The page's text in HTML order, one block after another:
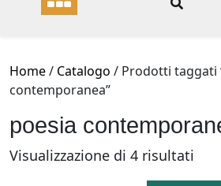
Home/ Catalogo / Prodotti taggati
contemporanea”
poesia
Visualizzazione di 4 risultati
in